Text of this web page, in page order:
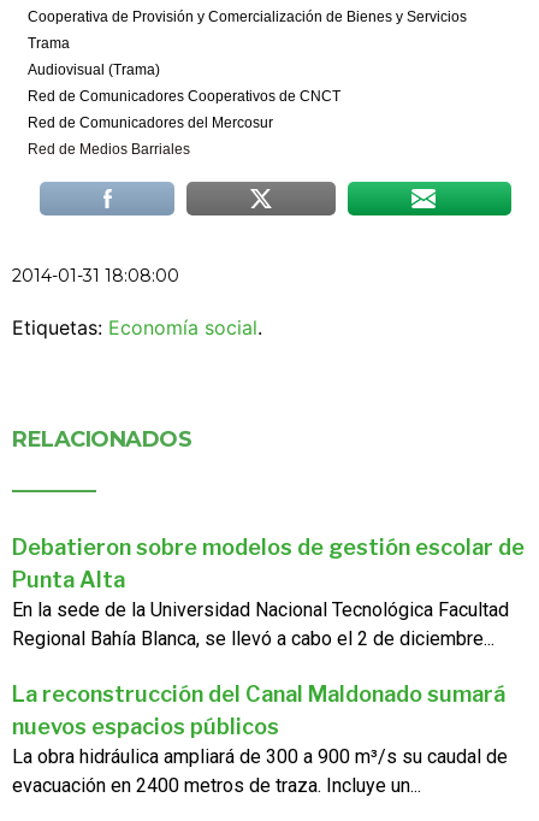
Cooperativa de Provisión y Comercialización de Bienes y Servicios
Trama
Audiovisual (Trama)
Red de Comunicadores Cooperativos de CNCT
Red de Comunicadores del Mercosur
Red de Medios Barriales
2014-01-31 18:08:00
Etiquetas: Economía social.
RELACIONADOS
Debatieron sobre modelos de gestión escolar de
Punta Alta
En la sede de la Universidad Nacional Tecnológica Facultad
Regional Bahía Blanca, se llevó a cabo el 2 de diciembre...
La reconstrucción del Canal Maldonado sumará
nuevos espacios públicos
La obra hidráulica ampliará de 300 a 900 m³/s su caudal de
evacuación en 2400 metros de traza. Incluye un...